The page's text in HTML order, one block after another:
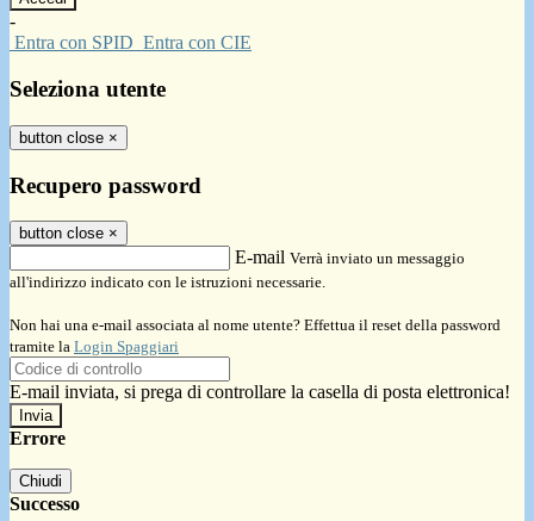
-
Entra con SPID Entra con CIE
Seleziona utente
button close ×
Recupero password
button close ×
E-mail Verrà inviato un messaggio
all'indirizzo indicato con le istruzioni necessarie.
Non hai una e-mail associata al nome utente? Effettua il reset della password
tramite la Login Spaggiari
E-mail inviata, si prega di controllare la casella di posta elettronica!
Errore
Chiudi
Successo